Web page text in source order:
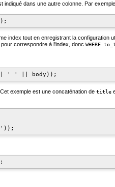
indiqué dans une autre colonne. Par
index tout en enregistrant la
correspondre à l'index, donc WHERE
. Cet exemple est une concaténation de title